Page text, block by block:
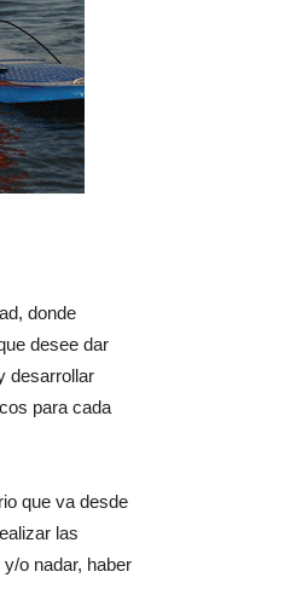
donde
desee dar
desarrollar
para cada
que va desde
las
o nadar, haber